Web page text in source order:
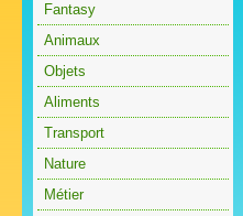
Fantasy
Animaux
Objets
Aliments
Transport
Nature
Métier